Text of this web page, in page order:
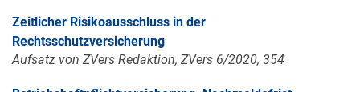
Zeitlicher Risikoausschluss in der
Rechtsschutzversicherung
Aufsatz von ZVers Redaktion, ZVers 6/2020, 354